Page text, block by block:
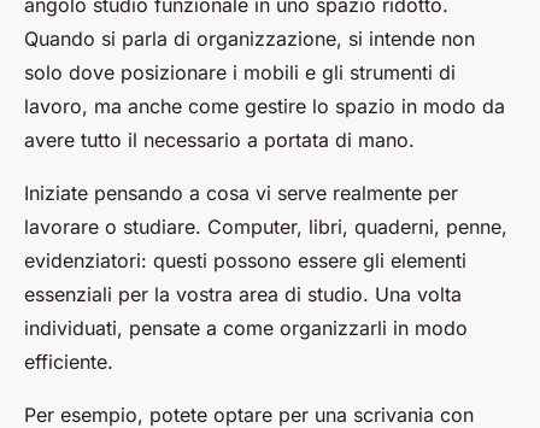
Quando si parla di organizzazione, si intende non
solo dove posizionare i mobili e gli strumenti di
lavoro, ma anche come gestire lo spazio in modo da
avere tutto il necessario a portata di mano.
Iniziate pensando a cosa vi serve realmente per
lavorare o studiare. Computer, libri, quaderni, penne,
evidenziatori: questi possono essere gli elementi
essenziali per la vostra area di studio. Una volta
individuati, pensate a come organizzarli in modo
efficiente.
Per esempio, potete optare per una scrivania con